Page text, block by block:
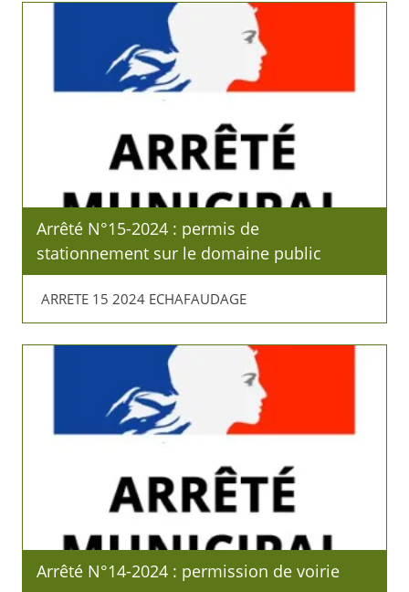
Arrêté N°15-2024 : permis de
stationnement sur le domaine public
ARRETE 15 2024 ECHAFAUDAGE
Arrêté N°14-2024 : permission de voirie